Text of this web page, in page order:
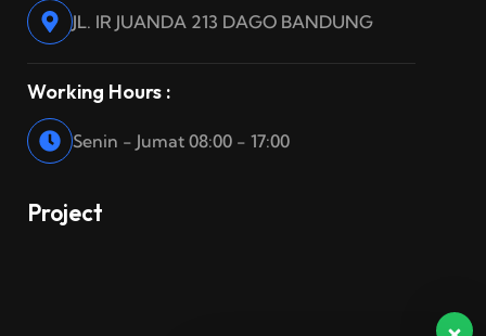
JL. IR JUANDA 213 DAGO BANDUNG
Working Hours :
Senin - Jumat 08:00 - 17:00
Project